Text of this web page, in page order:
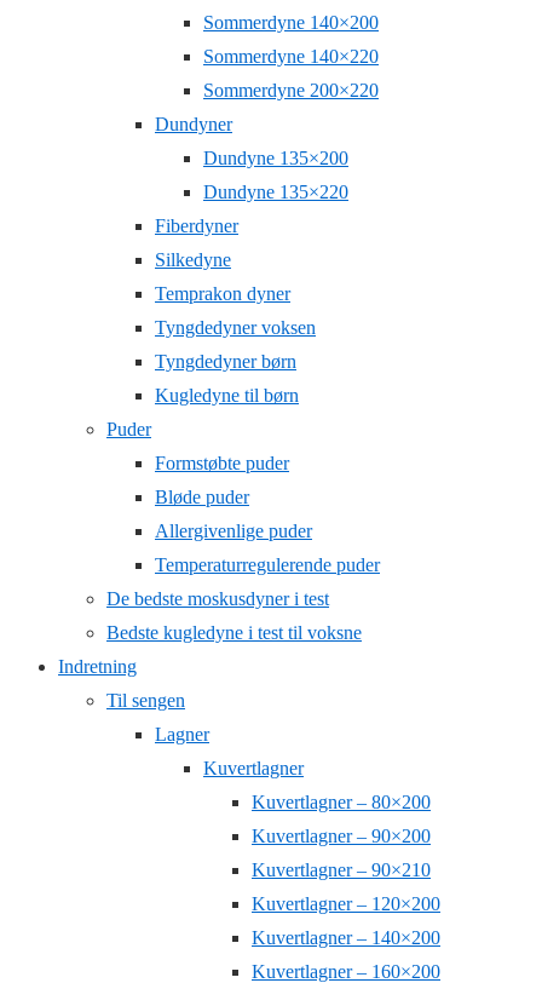
Sommerdyne 140×200
Sommerdyne 140×220
Sommerdyne 200×220
Dundyner
Dundyne 135×200
Dundyne 135×220
Fiberdyner
Silkedyne
Temprakon dyner
Tyngdedyner voksen
Tyngdedyner børn
Kugledyne til børn
Puder
Formstøbte puder
Bløde puder
Allergivenlige puder
Temperaturregulerende puder
De bedste moskusdyner i test
Bedste kugledyne i test til voksne
Indretning
Til sengen
Lagner
Kuvertlagner
Kuvertlagner – 80×200
Kuvertlagner – 90×200
Kuvertlagner – 90×210
Kuvertlagner – 120×200
Kuvertlagner – 140×200
Kuvertlagner – 160×200